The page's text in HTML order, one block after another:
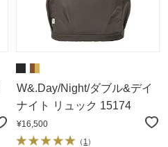
W&.Day/Night/ダブル&デイ
ナイト リュック 15174
¥16,500
（ 1 ）